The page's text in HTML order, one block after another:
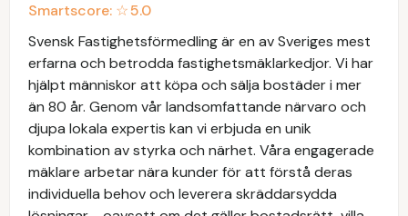
Smartscore: ☆5.0
Svensk Fastighetsförmedling är en av Sveriges mest
erfarna och betrodda fastighetsmäklarkedjor. Vi har
hjälpt människor att köpa och sälja bostäder i mer
än 80 år. Genom vår landsomfattande närvaro och
djupa lokala expertis kan vi erbjuda en unik
kombination av styrka och närhet. Våra engagerade
mäklare arbetar nära kunder för att förstå deras
individuella behov och leverera skräddarsydda